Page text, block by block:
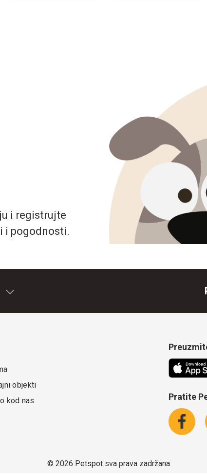
i registrujte
i pogodnosti.
objekti
kod nas
Pratite
© 2026 Petspot sva prava zadržana.